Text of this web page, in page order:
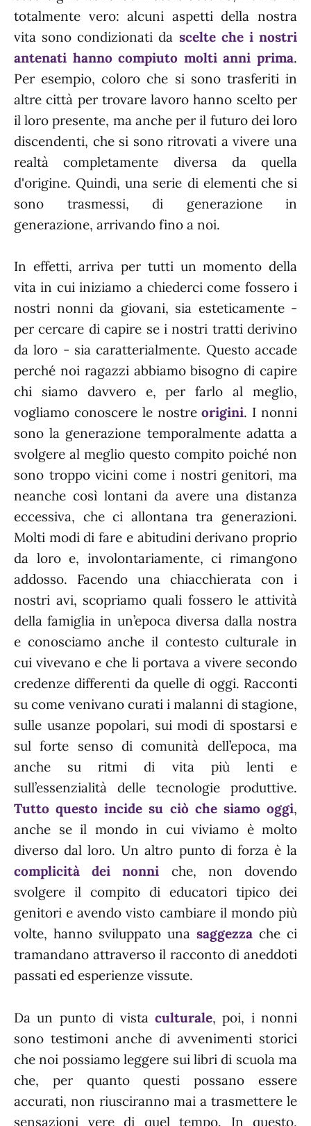
totalmente vero: alcuni aspetti della nostra
vita sono condizionati da scelte che i nostri
antenati hanno compiuto molti anni prima.
Per esempio, coloro che si sono trasferiti in
altre città per trovare lavoro hanno scelto per
il loro presente, ma anche per il futuro dei loro
discendenti, che si sono ritrovati a vivere una
realtà completamente diversa da quella
d'origine. Quindi, una serie di elementi che si
sono trasmessi, di generazione in
generazione, arrivando fino a noi.
In effetti, arriva per tutti un momento della
vita in cui iniziamo a chiederci come fossero i
nostri nonni da giovani, sia esteticamente -
per cercare di capire se i nostri tratti derivino
da loro - sia caratterialmente. Questo accade
perché noi ragazzi abbiamo bisogno di capire
chi siamo davvero e, per farlo al meglio,
vogliamo conoscere le nostreorigini. I nonni
sono la generazione temporalmente adatta a
svolgere al meglio questo compito poiché non
sono troppo vicini come i nostri genitori, ma
neanche così lontani da avere una distanza
eccessiva, che ci allontana tra generazioni.
Molti modi di fare e abitudini derivano proprio
da loro e, involontariamente, ci rimangono
addosso. Facendo una chiacchierata con i
nostri avi, scopriamo quali fossero le attività
della famiglia in un’epoca diversa dalla nostra
e conosciamo anche il contesto culturale in
cui vivevano e che li portava a vivere secondo
credenze differenti da quelle di oggi. Racconti
su come venivano curati i malanni di stagione,
sulle usanze popolari, sui modi di spostarsi e
sul forte senso di comunità dell’epoca, ma
anche su ritmi di vita più lenti e
sull’essenzialità delle tecnologie produttive.
Tutto questo incide su ciò che siamo oggi,
anche se il mondo in cui viviamo è molto
diverso dal loro. Un altro punto di forza è la
complicità dei nonni che, non dovendo
svolgere il compito di educatori tipico dei
genitori e avendo visto cambiare il mondo più
volte, hanno sviluppato una saggezza che ci
tramandano attraverso il racconto di aneddoti
passati ed esperienze vissute.
Da un punto di vista culturale, poi, i nonni
sono testimoni anche di avvenimenti storici
che noi possiamo leggere sui libri di scuola ma
che, per quanto questi possano essere
accurati, non riusciranno mai a trasmettere le
sensazioni vere di quel tempo. In questo,